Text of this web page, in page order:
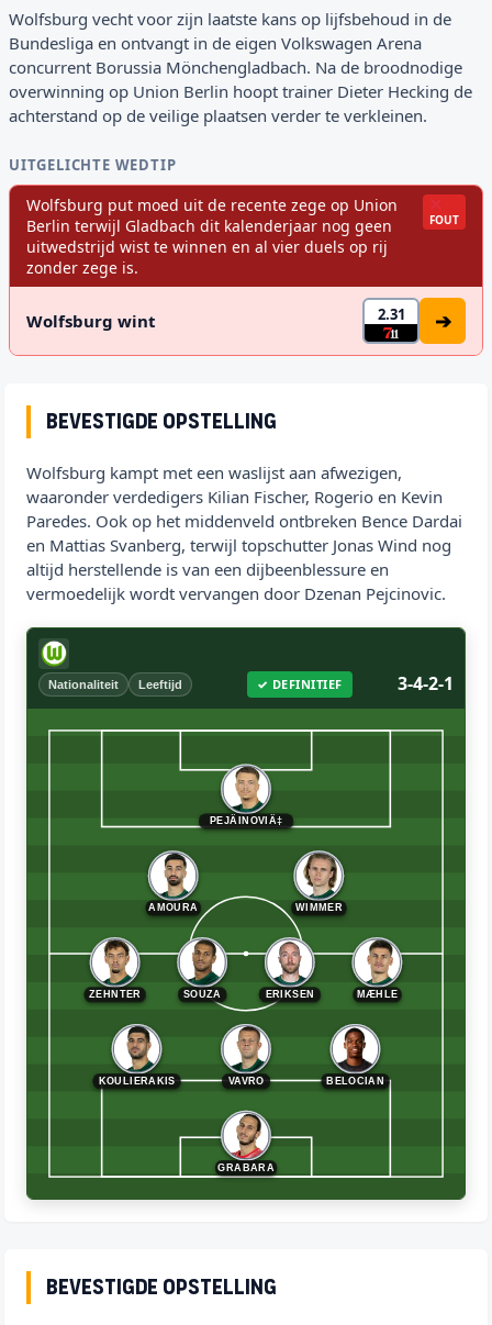
Wolfsburg vecht voor zijn laatste kans op lijfsbehoud in de
Bundesliga en ontvangt in de eigen Volkswagen Arena
concurrent Borussia Mönchengladbach. Na de broodnodige
overwinning op Union Berlin hoopt trainer Dieter Hecking de
achterstand op de veilige plaatsen verder te verkleinen.
UITGELICHTE WEDTIP
Wolfsburg put moed uit de recente zege op Union
Berlin terwijl Gladbach dit kalenderjaar nog geen
uitwedstrijd wist te winnen en al vier duels op rij
zonder zege is.
FOUT
Wolfsburg wint 2.31 ➔
Bevestigde opstelling
Wolfsburg kampt met een waslijst aan afwezigen,
waaronder verdedigers Kilian Fischer, Rogerio en Kevin
Paredes. Ook op het middenveld ontbreken Bence Dardai
en Mattias Svanberg, terwijl topschutter Jonas Wind nog
altijd herstellende is van een dijbeenblessure en
vermoedelijk wordt vervangen door Dzenan Pejcinovic.
Nationaliteit Leeftijd ✓ DEFINITIEF 3-4-2-1
GRABARA
KOULIERAKIS VAVRO BELOCIAN
ZEHNTER SOUZA ERIKSEN MÆHLE
AMOURA WIMMER
PEJÄINOVIÄ‡
Bevestigde opstelling